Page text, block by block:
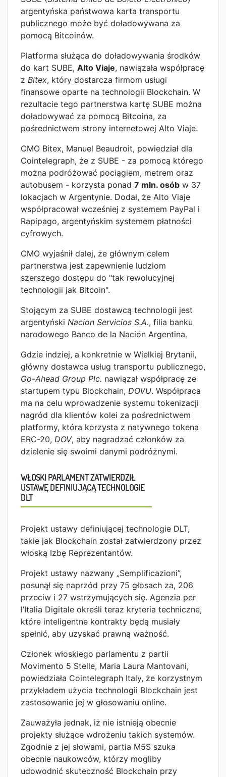
argentyńska państwowa karta transportu
publicznego może być doładowywana za
pomocą Bitcoinów.
Platforma służąca do doładowywania środków
do kart SUBE, Alto Viaje, nawiązała współpracę
z Bitex, który dostarcza firmom usługi
finansowe oparte na technologii Blockchain. W
rezultacie tego partnerstwa kartę SUBE można
doładowywać za pomocą Bitcoina, za
pośrednictwem strony internetowej Alto Viaje.
CMO Bitex, Manuel Beaudroit, powiedział dla
Cointelegraph, że z SUBE - za pomocą którego
można podróżować pociągiem, metrem oraz
autobusem - korzysta ponad 7 mln. osób w 37
lokacjach w Argentynie. Dodał, że Alto Viaje
współpracował wcześniej z systemem PayPal i
Rapipago, argentyńskim systemem płatności
cyfrowych.
CMO wyjaśnił dalej, że głównym celem
partnerstwa jest zapewnienie ludziom
szerszego dostępu do "tak rewolucyjnej
technologii jak Bitcoin".
Stojącym za SUBE dostawcą technologii jest
argentyński Nacion Servicios S.A., filia banku
narodowego Banco de la Nación Argentina.
Gdzie indziej, a konkretnie w Wielkiej Brytanii,
główny dostawca usług transportu publicznego,
Go-Ahead Group Plc. nawiązał współpracę ze
startupem typu Blockchain, DOVU. Współpraca
ma na celu wprowadzenie systemu tokenizacji
nagród dla klientów kolei za pośrednictwem
platformy, która korzysta z natywnego tokena
ERC-20, DOV, aby nagradzać członków za
dzielenie się swoimi danymi podróżnymi.
WŁOSKI PARLAMENT ZATWIERDZIŁ
USTAWĘ DEFINIUJĄCĄ TECHNOLOGIE
DLT
Projekt ustawy definiującej technologie DLT,
takie jak Blockchain został zatwierdzony przez
włoską Izbę Reprezentantów.
Projekt ustawy nazwany „Semplificazioni”,
posunął się naprzód przy 75 głosach za, 206
przeciw i 27 wstrzymujących się. Agenzia per
l’Italia Digitale określi teraz kryteria techniczne,
które inteligentne kontrakty będą musiały
spełnić, aby uzyskać prawną ważność.
Członek włoskiego parlamentu z partii
Movimento 5 Stelle, Maria Laura Mantovani,
powiedziała Cointelegraph Italy, że korzystnym
przykładem użycia technologii Blockchain jest
zastosowanie jej w głosowaniu online.
Zauważyła jednak, iż nie istnieją obecnie
projekty służące wdrożeniu takich systemów.
Zgodnie z jej słowami, partia M5S szuka
obecnie naukowców, którzy mogliby
udowodnić skuteczność Blockchain przy